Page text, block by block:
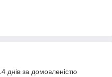
днів за домовленістю